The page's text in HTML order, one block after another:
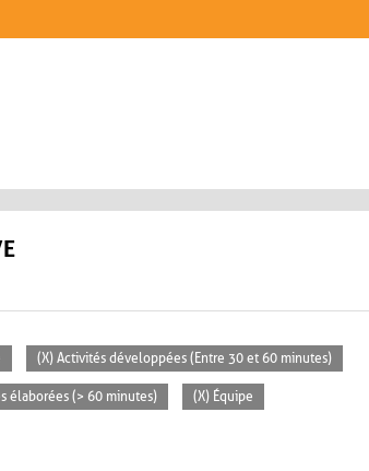
(X) Activités développées (Entre 30 et 60 minutes)
élaborées (> 60 minutes) (X) Équipe